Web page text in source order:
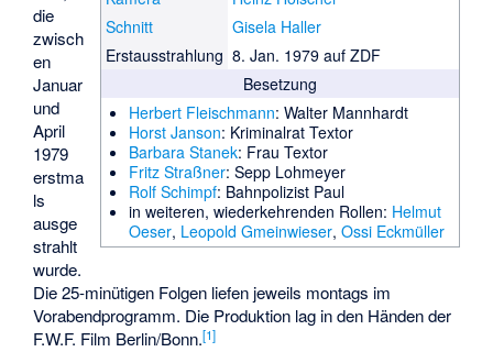
Schnitt
Gisela Haller
Erstausstrahlung 8. Jan. 1979 auf ZDF
Besetzung
Herbert Fleischmann: Walter Mannhardt
Horst Janson: Kriminalrat Textor
Barbara Stanek: Frau Textor
Fritz Straßner: Sepp Lohmeyer
Rolf Schimpf: Bahnpolizist Paul
in weiteren, wiederkehrenden Rollen: Helmut
Oeser, Leopold Gmeinwieser, Ossi Eckmüller
die
zwisch
en
Januar
und
April
1979
erstma
ls
ausge
strahlt
wurde.
Die 25-minütigen Folgen liefen jeweils montags im
Vorabendprogramm. Die Produktion lag in den Händen der
F.W.F. Film Berlin/Bonn.[1]